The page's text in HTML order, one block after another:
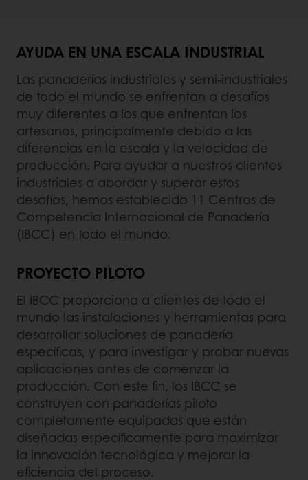
AYUDA EN UNA ESCALA INDUSTRIAL
Las panaderías industriales y semi-industriales
de todo el mundo se enfrentan a desafíos
muy diferentes a los que enfrentan los
artesanos, principalmente debido a las
diferencias en la escala y la velocidad de
producción. Para ayudar a nuestros clientes
industriales a abordar y superar estos
desafíos, hemos establecido 11 Centros de
Competencia Internacional de Panadería
(IBCC) en todo el mundo.
PROYECTO PILOTO
El IBCC proporciona a clientes de todo el
mundo las instalaciones y herramientas para
desarrollar soluciones de panadería
específicas, y para investigar y probar nuevas
aplicaciones antes de comenzar la
producción. Con este fin, los IBCC se
construyen con panaderías piloto
completamente equipadas que están
diseñadas específicamente para maximizar
la innovación tecnológica y mejorar la
eficiencia del proceso.